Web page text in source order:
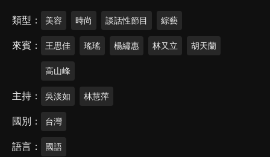
類型 美容 時尚 談話性節目 綜藝
來賓 王思佳 瑤瑤 楊繡惠 林又立 胡天蘭
高山峰
主持 吳淡如 林慧萍
國別 台灣
語言 國語